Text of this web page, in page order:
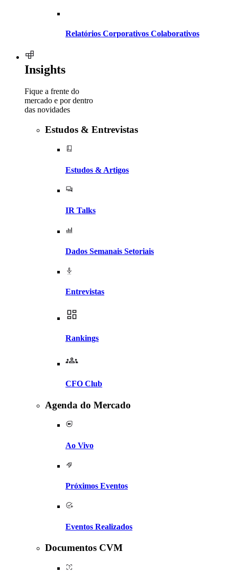
Relatórios Corporativos Colaborativos
Insights
Fique a frente do
mercado e por dentro
das novidades
Estudos & Entrevistas
Estudos & Artigos
IR Talks
Dados Semanais Setoriais
Entrevistas
Rankings
CFO Club
Agenda do Mercado
Ao Vivo
Próximos Eventos
Eventos Realizados
Documentos CVM
Política de privacidade e Termos e condições de uso